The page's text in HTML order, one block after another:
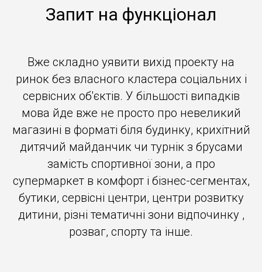
Запит на функціонал
Вже складно уявити вихід проекту на
ринок без власного кластера соціальних і
сервісних об'єктів. У більшості випадків
мова йде вже не просто про невеликий
магазині в форматі біля будинку, крихітний
дитячий майданчик чи турнік з брусами
замість спортивної зони, а про
супермаркет в комфорт і бізнес-сегментах,
бутики, сервісні центри, центри розвитку
дитини, різні тематичні зони відпочинку ,
розваг, спорту та інше.